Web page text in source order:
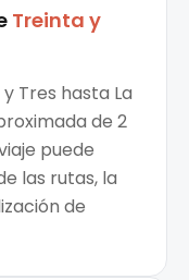
Treinta y
Tres hasta La
de 2
puede
las rutas, la
de